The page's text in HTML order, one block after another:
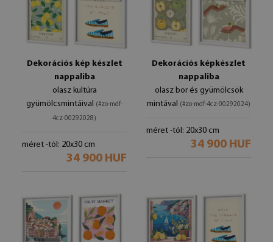
Dekorációs kép készlet
nappaliba
olasz kultúra
gyümölcsmintáival (#zo-mdf-
4cz-00292028)
méret -tól: 20x30 cm
34 900 HUF
Dekorációs képkészlet
nappaliba
olasz bor és gyümölcsök
mintával (#zo-mdf-4cz-00292024)
méret -tól: 20x30 cm
34 900 HUF